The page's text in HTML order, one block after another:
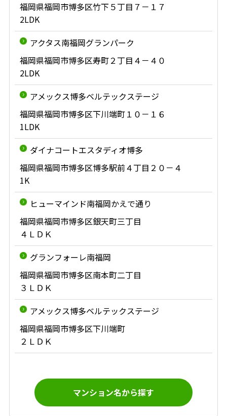
福岡県福岡市博多区竹下５丁目７－１７
2LDK
アクタス南福岡グランパーク
福岡県福岡市博多区寿町２丁目４－４０
2LDK
アメックス博多ベルテックステージ
福岡県福岡市博多区下川端町１０－１６
1LDK
ダイナコートエスタディオ博多
福岡県福岡市博多区博多駅前４丁目２０－４
1K
ヒューマインド南福岡かえで通り
福岡県福岡市博多区銀天町三丁目
４ＬＤＫ
グランフォーレ南福岡
福岡県福岡市博多区南本町二丁目
３ＬＤＫ
アメックス博多ベルテックステージ
福岡県福岡市博多区下川端町
２ＬＤＫ
マンション名から探す